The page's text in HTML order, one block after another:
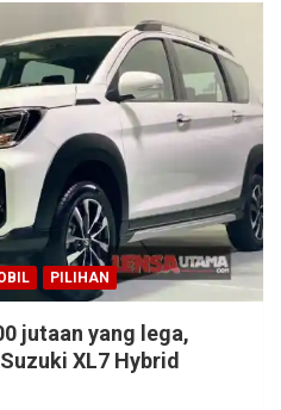
PILIHAN
jutaan yang lega,
XL7 Hybrid